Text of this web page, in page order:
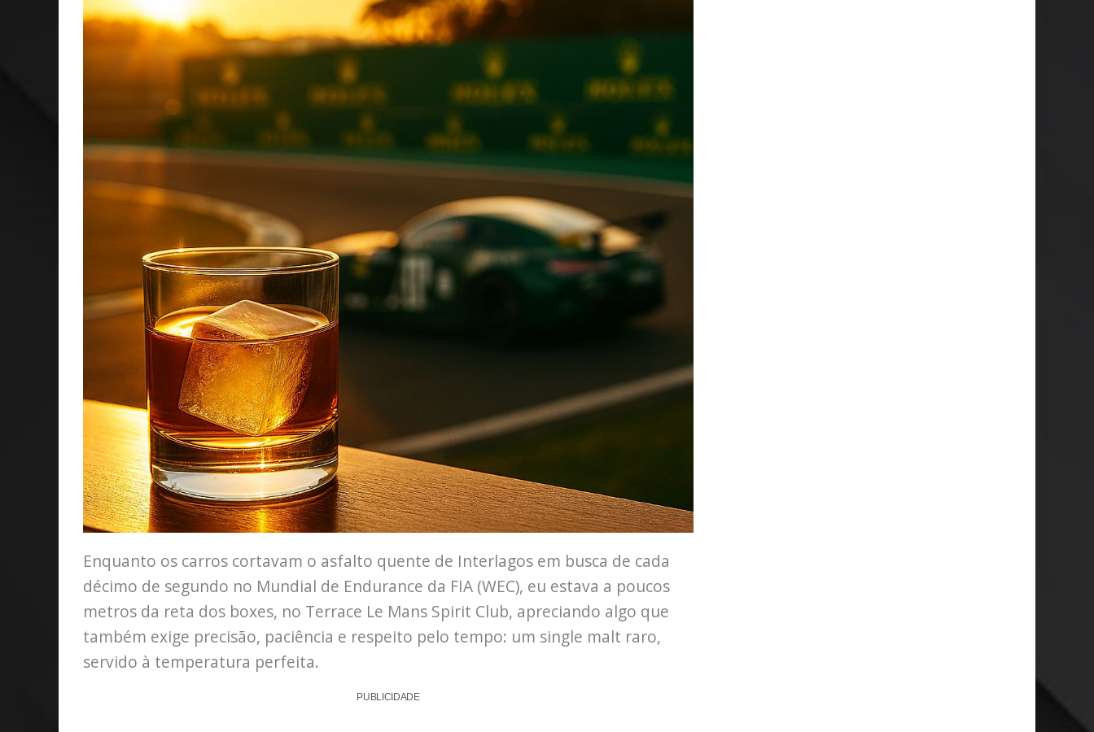
Enquanto os carros cortavam o asfalto quente de Interlagos em busca de cada
décimo de segundo no Mundial de Endurance da FIA (WEC), eu estava a poucos
metros da reta dos boxes, no Terrace Le Mans Spirit Club, apreciando algo que
também exige precisão, paciência e respeito pelo tempo: um single malt raro,
servido à temperatura perfeita.
PUBLICIDADE